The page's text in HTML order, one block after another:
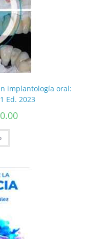
implantología oral:
Ed. 2023